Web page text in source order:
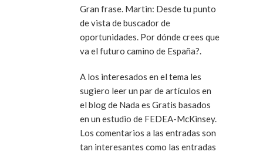
Gran frase. Martin: Desde tu punto
de vista de buscador de
oportunidades. Por dónde crees que
va el futuro camino de España?.
A los interesados en el tema les
sugiero leer un par de artículos en
el blog de Nada es Gratis basados
en un estudio de FEDEA-McKinsey.
Los comentarios a las entradas son
tan interesantes como las entradas